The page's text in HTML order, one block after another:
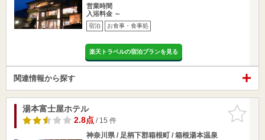
営業時間
入浴料金 ～
宿泊 お食事・食事処
楽天トラベルの宿泊プランを見る
関連情報から探す
お気に入
りに追加
湯本富士屋ホテル
2.8点/ 15 件
神奈川県 / 足柄下郡箱根町 / 箱根湯本温泉